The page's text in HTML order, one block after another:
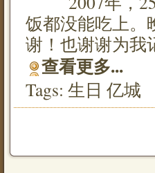
饭都没能吃上。
谢！也谢谢为我
查看更多...
Tags: 生日 亿城